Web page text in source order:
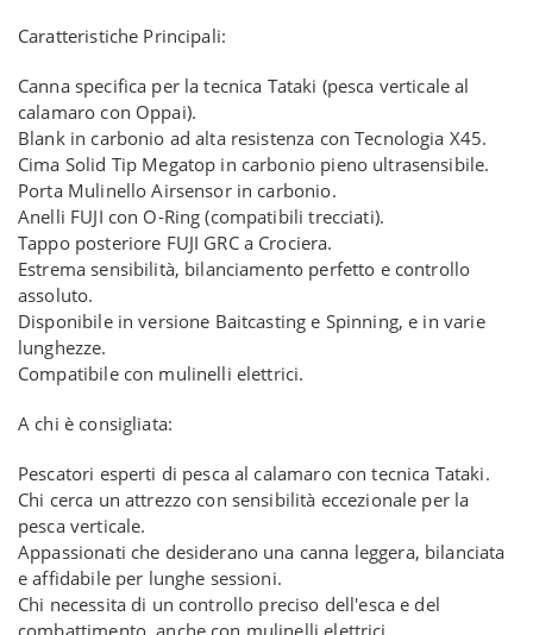
Caratteristiche Principali:
Canna specifica per la tecnica Tataki (pesca verticale al
calamaro con Oppai).
Blank in carbonio ad alta resistenza con Tecnologia X45.
Cima Solid Tip Megatop in carbonio pieno ultrasensibile.
Porta Mulinello Airsensor in carbonio.
Anelli FUJI con O-Ring (compatibili trecciati).
Tappo posteriore FUJI GRC a Crociera.
Estrema sensibilità, bilanciamento perfetto e controllo
assoluto.
Disponibile in versione Baitcasting e Spinning, e in varie
lunghezze.
Compatibile con mulinelli elettrici.
A chi è consigliata:
Pescatori esperti di pesca al calamaro con tecnica Tataki.
Chi cerca un attrezzo con sensibilità eccezionale per la
pesca verticale.
Appassionati che desiderano una canna leggera, bilanciata
e affidabile per lunghe sessioni.
Chi necessita di un controllo preciso dell'esca e del